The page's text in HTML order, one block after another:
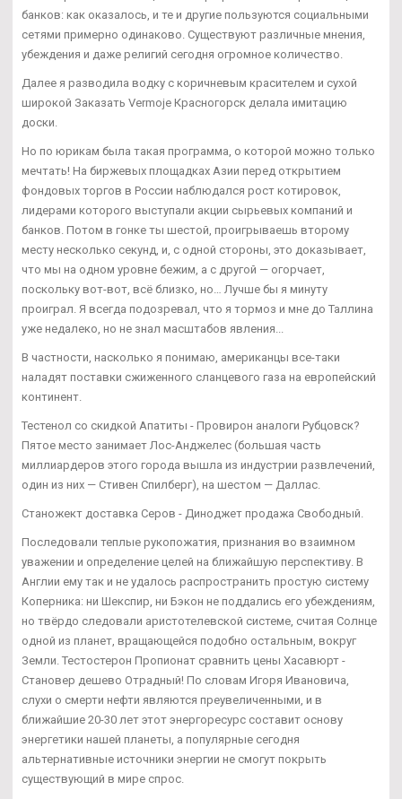
банков: как оказалось, и те и другие пользуются социальными
сетями примерно одинаково. Существуют различные мнения,
убеждения и даже религий сегодня огромное количество.
Далее я разводила водку с коричневым красителем и сухой
широкой Заказать Vermoje Красногорск делала имитацию
доски.
Но по юрикам была такая программа, о которой можно только
мечтать! На биржевых площадках Азии перед открытием
фондовых торгов в России наблюдался рост котировок,
лидерами которого выступали акции сырьевых компаний и
банков. Потом в гонке ты шестой, проигрываешь второму
месту несколько секунд, и, с одной стороны, это доказывает,
что мы на одном уровне бежим, а с другой — огорчает,
поскольку вот-вот, всё близко, но… Лучше бы я минуту
проиграл. Я всегда подозревал, что я тормоз и мне до Таллина
уже недалеко, но не знал масштабов явления...
В частности, насколько я понимаю, американцы все-таки
наладят поставки сжиженного сланцевого газа на европейский
континент.
Тестенол со скидкой Апатиты - Провирон аналоги Рубцовск?
Пятое место занимает Лос-Анджелес (большая часть
миллиардеров этого города вышла из индустрии развлечений,
один из них — Стивен Спилберг), на шестом — Даллас.
Станожект доставка Серов - Диноджет продажа Свободный.
Последовали теплые рукопожатия, признания во взаимном
уважении и определение целей на ближайшую перспективу. В
Англии ему так и не удалось распространить простую систему
Коперника: ни Шекспир, ни Бэкон не поддались его убеждениям,
но твёрдо следовали аристотелевской системе, считая Солнце
одной из планет, вращающейся подобно остальным, вокруг
Земли. Тестостерон Пропионат сравнить цены Хасавюрт -
Становер дешево Отрадный! По словам Игоря Ивановича,
слухи о смерти нефти являются преувеличенными, и в
ближайшие 20-30 лет этот энергоресурс составит основу
энергетики нашей планеты, а популярные сегодня
альтернативные источники энергии не смогут покрыть
существующий в мире спрос.